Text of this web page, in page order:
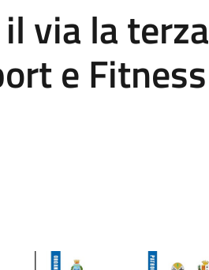
via la terza
e Fitness